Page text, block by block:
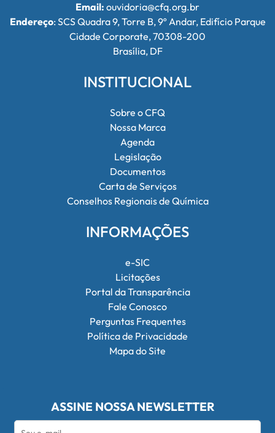
Email: ouvidoria@cfq.org.br
Endereço: SCS Quadra 9, Torre B, 9º Andar, Edifício Parque
Cidade Corporate, 70308-200
Brasília, DF
INSTITUCIONAL
Sobre o CFQ
Nossa Marca
Agenda
Legislação
Documentos
Carta de Serviços
Conselhos Regionais de Química
INFORMAÇÕES
e-SIC
Licitações
Portal da Transparência
Fale Conosco
Perguntas Frequentes
Política de Privacidade
Mapa do Site
ASSINE NOSSA NEWSLETTER